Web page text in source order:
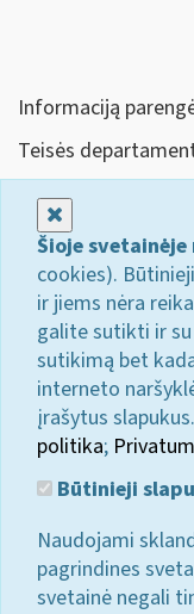
Informaciją
Teisės
Šioje
cookies).
ir jiems nėra
galite sutikti ir
sutikimą bet
interneto
įrašytus
politika;
Būtinieji
Naudojami
pagrindines
svetainė negali